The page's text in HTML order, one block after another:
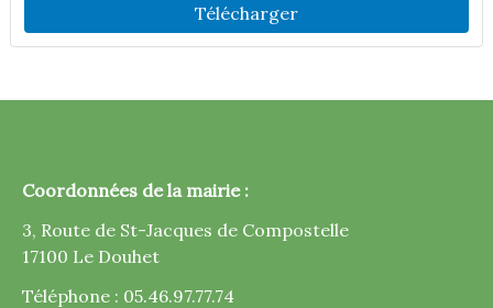
Télécharger
Coordonnées de la mairie :
3, Route de St-Jacques de Compostelle
17100 Le Douhet
Téléphone : 05.46.97.77.74